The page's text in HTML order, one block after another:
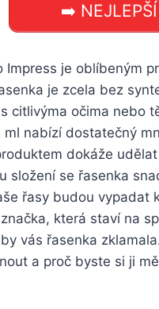
➡️
Impress je oblíbeným
je zcela bez
citlivýma očima nebo
ml nabízí dostatečný
dokáže
složení se řasenka
řasy budou vypadat
která staví na
vás řasenka
a proč byste si ji